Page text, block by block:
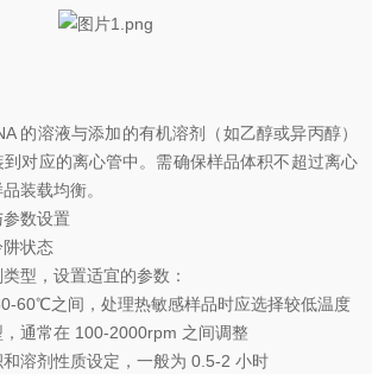
的溶液与添加的有机溶剂（如乙醇或异丙醇）
对应的离心管中。需确保样品体积不超过离心
装载均衡。
数设置
状态
型，设置适宜的参数：
60℃之间，处理热敏感样品时应选择较低温度
通常在 100-2000rpm 之间调整
溶剂性质设定，一般为 0.5-2 小时